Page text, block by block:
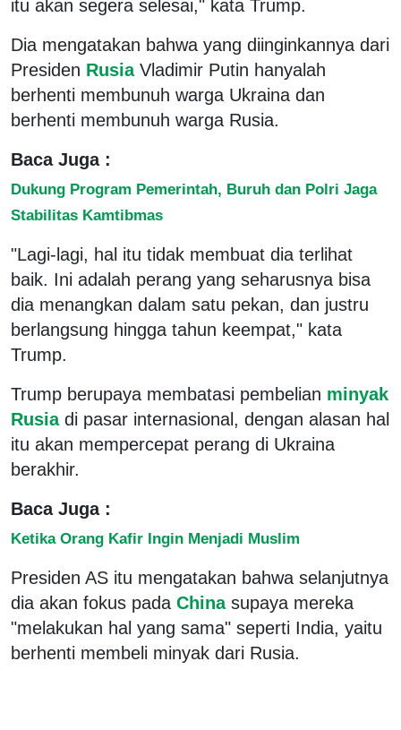
itu akan segera selesai," kata Trump.
Dia mengatakan bahwa yang diinginkannya dari
Presiden Rusia Vladimir Putin hanyalah
berhenti membunuh warga Ukraina dan
berhenti membunuh warga Rusia.
Baca Juga :
Dukung Program Pemerintah, Buruh dan Polri Jaga
Stabilitas Kamtibmas
"Lagi-lagi, hal itu tidak membuat dia terlihat
baik. Ini adalah perang yang seharusnya bisa
dia menangkan dalam satu pekan, dan justru
berlangsung hingga tahun keempat," kata
Trump.
Trump berupaya membatasi pembelian minyak
Rusia di pasar internasional, dengan alasan hal
itu akan mempercepat perang di Ukraina
berakhir.
Baca Juga :
Ketika Orang Kafir Ingin Menjadi Muslim
Presiden AS itu mengatakan bahwa selanjutnya
dia akan fokus pada China supaya mereka
"melakukan hal yang sama" seperti India, yaitu
berhenti membeli minyak dari Rusia.